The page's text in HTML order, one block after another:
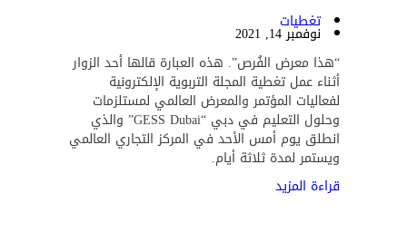
تغطيات
نوفمبر 14, 2021
“هذا معرض الفُرص”. هذه العبارة قالها أحد الزوار
أثناء عمل تغطية المجلة التربوية الإلكترونية
لفعاليات المؤتمر والمعرض العالمي لمستلزمات
وحلول التعليم في دبي “GESS Dubai” والذي
انطلق يوم أمس الأحد في المركز التجاري العالمي
ويستمر لمدة ثلاثة أيام.
قراءة المزيد